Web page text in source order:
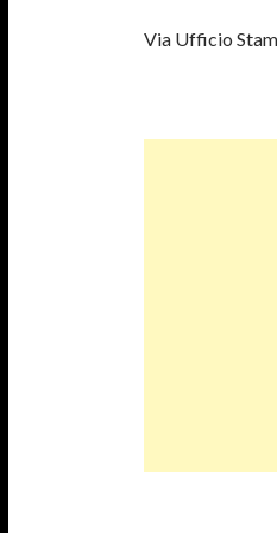
Via Ufficio